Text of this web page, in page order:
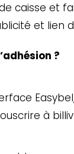
caisse et
et lien
?
à